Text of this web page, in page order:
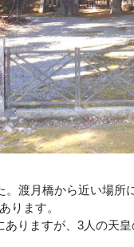
渡月橋から近い場所
ります。
りますが、3人の天皇